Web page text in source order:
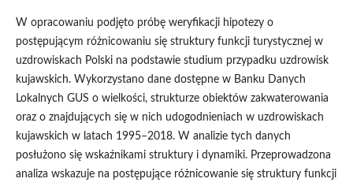
W opracowaniu podjęto próbę weryfikacji hipotezy o
postępującym różnicowaniu się struktury funkcji turystycznej w
uzdrowiskach Polski na podstawie studium przypadku uzdrowisk
kujawskich. Wykorzystano dane dostępne w Banku Danych
Lokalnych GUS o wielkości, strukturze obiektów zakwaterowania
oraz o znajdujących się w nich udogodnieniach w uzdrowiskach
kujawskich w latach 1995–2018. W analizie tych danych
posłużono się wskaźnikami struktury i dynamiki. Przeprowadzona
analiza wskazuje na postępujące różnicowanie się struktury funkcji